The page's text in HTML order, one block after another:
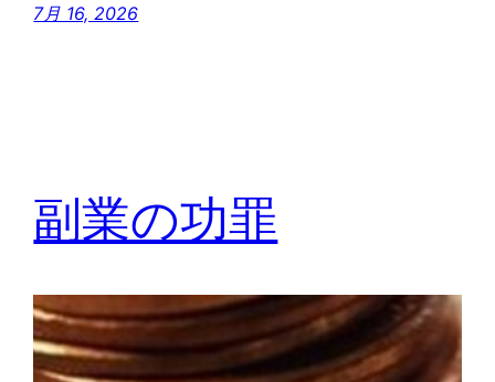
7月 16, 2026
副業の功罪